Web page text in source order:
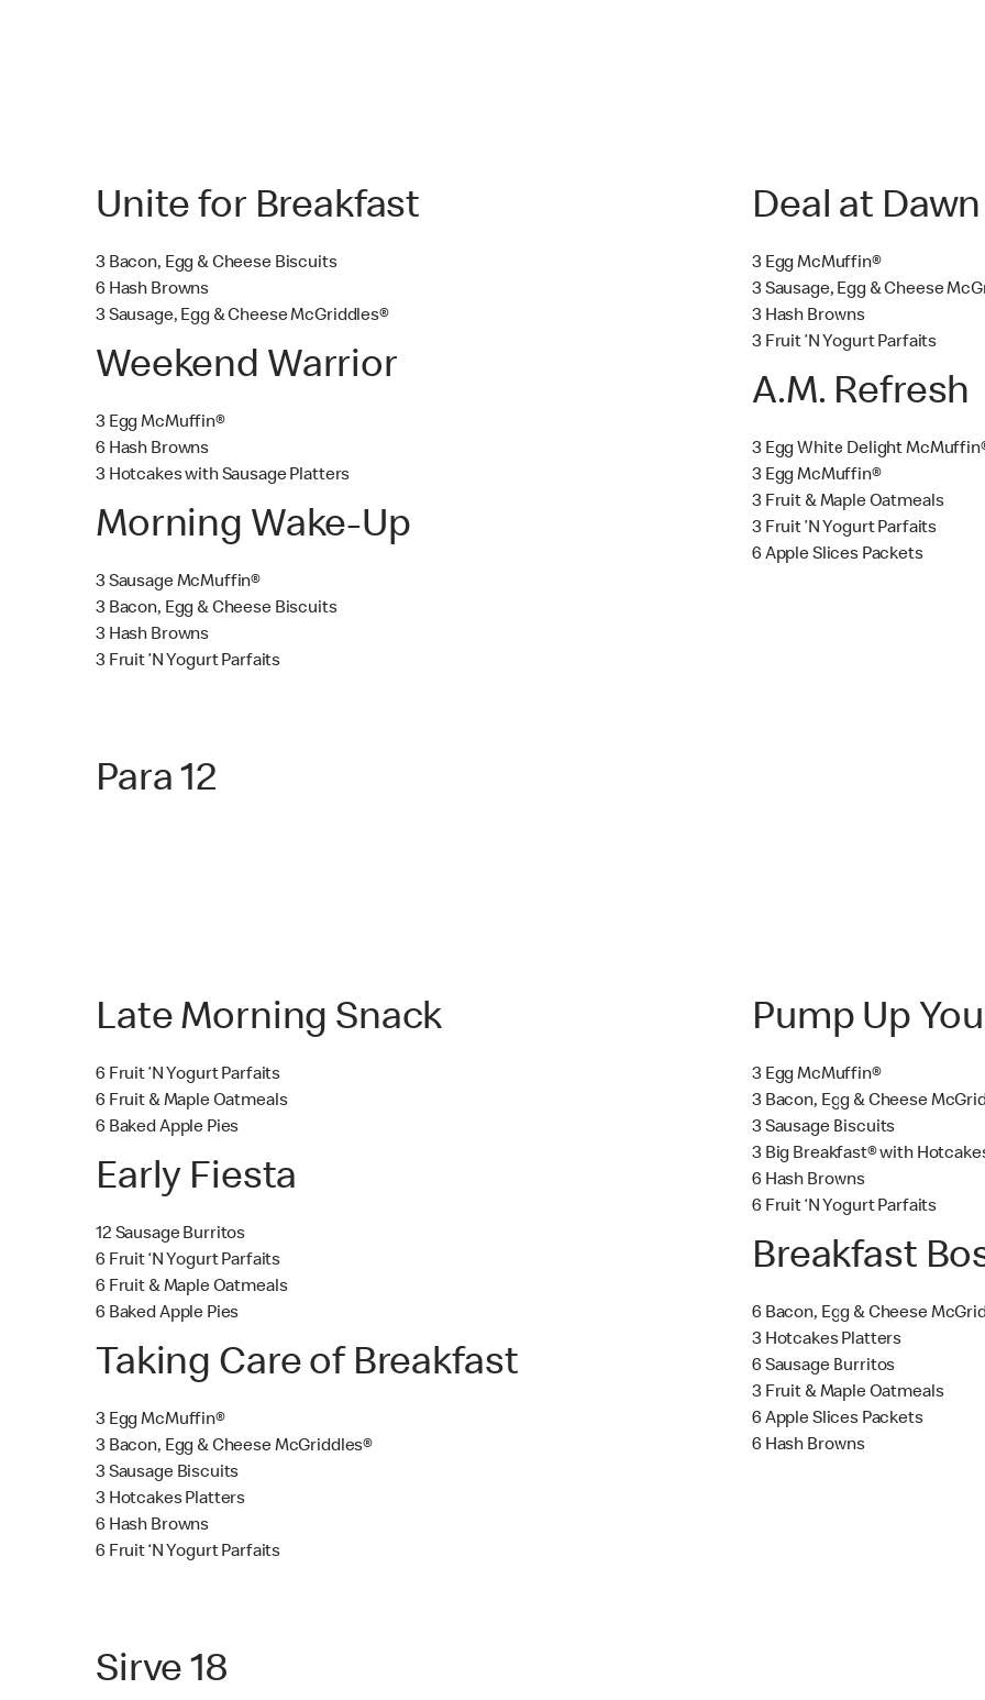
Unite for Breakfast
3 Bacon, Egg & Cheese Biscuits
6 Hash Browns
3 Sausage, Egg & Cheese McGriddles®
Weekend Warrior
3 Egg McMuffin®
6 Hash Browns
3 Hotcakes with Sausage Platters
Morning Wake-Up
3 Sausage McMuffin®
3 Bacon, Egg & Cheese Biscuits
3 Hash Browns
3 Fruit ’N Yogurt Parfaits
Deal at Dawn
3 Egg McMuffin®
3 Sausage, Egg & Cheese
3 Hash Browns
3 Fruit ’N Yogurt Parfaits
A.M. Refresh
3 Egg White Delight
3 Egg McMuffin®
3 Fruit & Maple Oatmeals
3 Fruit ’N Yogurt Parfaits
6 Apple Slices Packets
Para 12
Late Morning Snack
6 Fruit ’N Yogurt Parfaits
6 Fruit & Maple Oatmeals
6 Baked Apple Pies
Early Fiesta
12 Sausage Burritos
6 Fruit ‘N Yogurt Parfaits
6 Fruit & Maple Oatmeals
6 Baked Apple Pies
Taking Care of Breakfast
3 Egg McMuffin®
3 Bacon, Egg & Cheese McGriddles®
3 Sausage Biscuits
3 Hotcakes Platters
6 Hash Browns
6 Fruit ‘N Yogurt Parfaits
Pump Up
3 Egg McMuffin®
3 Bacon, Egg & Cheese
3 Sausage Biscuits
3 Big Breakfast® with
6 Hash Browns
6 Fruit ‘N Yogurt Parfaits
Breakfast
6 Bacon, Egg & Cheese
3 Hotcakes Platters
6 Sausage Burritos
3 Fruit & Maple Oatmeals
6 Apple Slices Packets
6 Hash Browns
Sirve 18